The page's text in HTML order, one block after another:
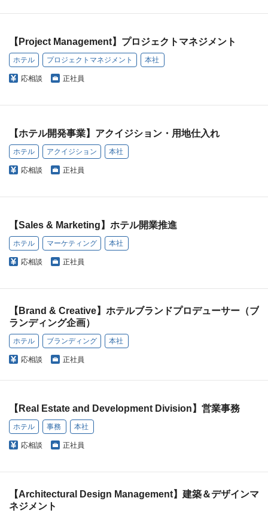
【Project Management】プロジェクトマネジメント
ホテル プロジェクトマネジメント 本社
応相談 正社員
【ホテル開発事業】アクイジション・用地仕入れ
ホテル アクイジション 本社
応相談 正社員
【Sales & Marketing】ホテル開業推進
ホテル マーケティング 本社
応相談 正社員
【Brand & Creative】ホテルブランドプロデューサー（ブ
ランディング企画）
ホテル ブランディング 本社
応相談 正社員
【Real Estate and Development Division】営業事務
ホテル 事務 本社
応相談 正社員
【Architectural Design Management】建築＆デザインマ
ネジメント